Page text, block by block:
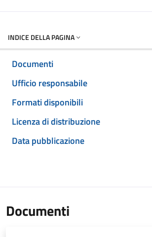
INDICE DELLA PAGINA
Documenti
Ufficio responsabile
Formati disponibili
Licenza di distribuzione
Data pubblicazione
Documenti